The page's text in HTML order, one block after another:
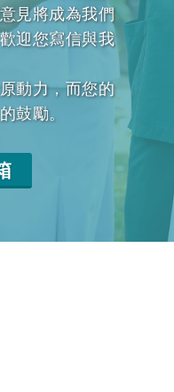
見將成為我們
迎您寫信與我
動力，而您的
鼓勵。